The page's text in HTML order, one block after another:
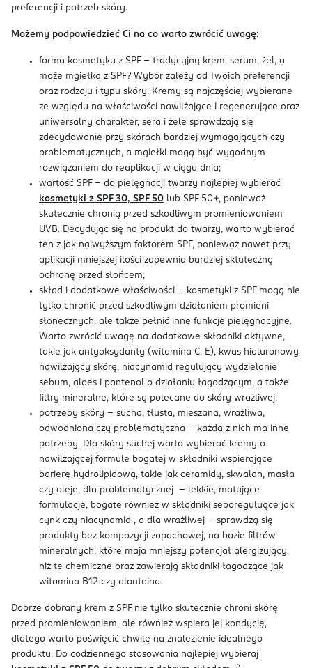
preferencji i potrzeb skóry.
Możemy podpowiedzieć Ci na co warto zwrócić uwagę:
forma kosmetyku z SPF – tradycyjny krem, serum, żel, a
może mgiełka z SPF? Wybór zależy od Twoich preferencji
oraz rodzaju i typu skóry. Kremy są najczęściej wybierane
ze względu na właściwości nawilżające i regenerujące oraz
uniwersalny charakter, sera i żele sprawdzają się
zdecydowanie przy skórach bardziej wymagających czy
problematycznych, a mgiełki mogą być wygodnym
rozwiązaniem do reaplikacji w ciągu dnia;
wartość SPF - do pielęgnacji twarzy najlepiej wybierać
kosmetyki z SPF 30, SPF 50 lub SPF 50+, ponieważ
skutecznie chronią przed szkodliwym promieniowaniem
UVB. Decydując się na produkt do twarzy, warto wybierać
ten z jak najwyższym faktorem SPF, ponieważ nawet przy
aplikacji mniejszej ilości zapewnia bardziej sktuteczną
ochronę przed słońcem;
skład i dodatkowe właściwości – kosmetyki z SPF mogą nie
tylko chronić przed szkodliwym działaniem promieni
słonecznych, ale także pełnić inne funkcje pielęgnacyjne.
Warto zwrócić uwagę na dodatkowe składniki aktywne,
takie jak antyoksydanty (witamina C, E), kwas hialuronowy
nawilżający skórę, niacynamid regulujący wydzielanie
sebum, aloes i pantenol o działaniu łagodzącym, a także
filtry mineralne, które są polecane do skóry wrażliwej.
potrzeby skóry – sucha, tłusta, mieszana, wrażliwa,
odwodniona czy problematyczna – każda z nich ma inne
potrzeby. Dla skóry suchej warto wybierać kremy o
nawilżającej formule bogatej w składniki wspierające
barierę hydrolipidową, takie jak ceramidy, skwalan, masła
czy oleje, dla problematycznej – lekkie, matujące
formulacje, bogate również w składniki seboreguluące jak
cynk czy niacynamid , a dla wrażliwej – sprawdzą się
produkty bez kompozycji zapachowej, na bazie filtrów
mineralnych, które maja mniejszy potencjał alergizujący
niż te chemiczne oraz zawierają składniki łagodzące jak
witamina B12 czy alantoina.
Dobrze dobrany krem z SPF nie tylko skutecznie chroni skórę
przed promieniowaniem, ale również wspiera jej kondycję,
dlatego warto poświęcić chwilę na znalezienie idealnego
produktu. Do codziennego stosowania najlepiej wybieraj